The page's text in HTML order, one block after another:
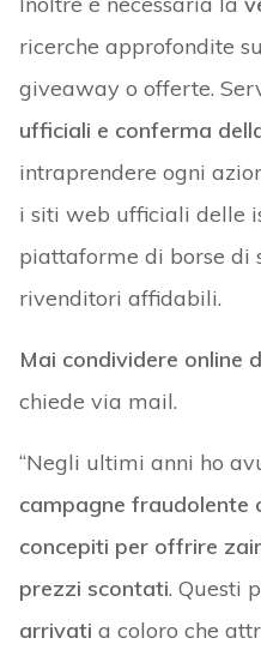
ricerche approfondite
giveaway o offerte.
ufficiali e conferma
intraprendere ogni
i siti web ufficiali delle
piattaforme di borse di
rivenditori affidabili.
Mai condividere online
chiede via mail.
“Negli ultimi anni ho
campagne fraudolente
concepiti per offrire
prezzi scontati. Questi
arrivati a coloro che